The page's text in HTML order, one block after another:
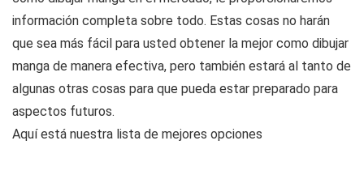
información completa sobre todo. Estas cosas no harán
que sea más fácil para usted obtener la mejor como dibujar
manga de manera efectiva, pero también estará al tanto de
algunas otras cosas para que pueda estar preparado para
aspectos futuros.
Aquí está nuestra lista de mejores opciones